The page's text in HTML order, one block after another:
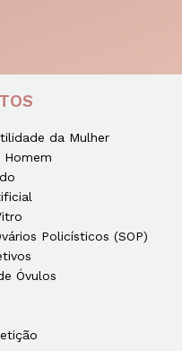
da Mulher
Homem
Policísticos (SOP)
Óvulos